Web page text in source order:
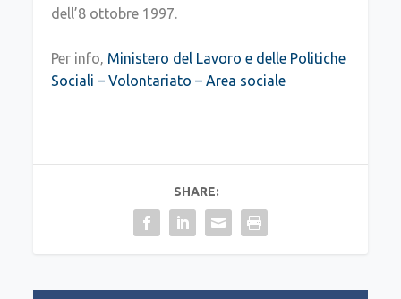
dell’8 ottobre 1997.
Per info, Ministero del Lavoro e delle Politiche
Sociali – Volontariato – Area sociale
SHARE: